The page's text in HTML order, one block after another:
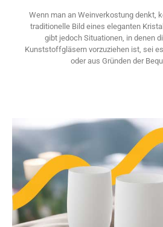
Wenn man an Weinverkostung denkt,
traditionelle Bild eines eleganten
gibt jedoch Situationen, in denen
Kunststoffgläsern vorzuziehen ist, sei
oder aus Gründen der